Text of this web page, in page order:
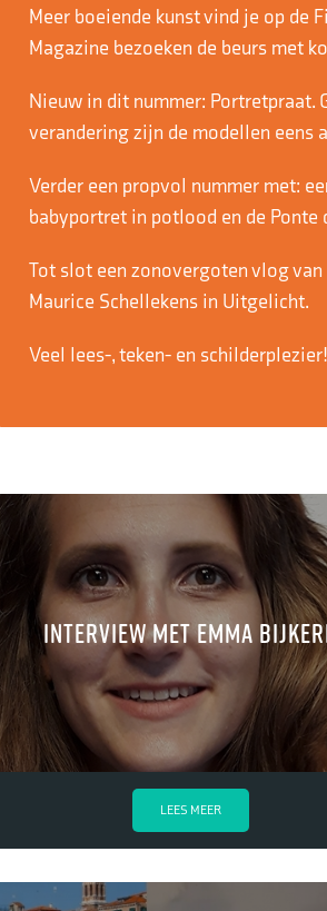
Meer boeiende kunst vind je op de
Magazine bezoeken de beurs met
Nieuw in dit nummer: Portretpraat.
verandering zijn de modellen eens
Verder een propvol nummer met:
babyportret in potlood en de
Tot slot een zonovergoten vlog
Maurice Schellekens in Uitgelicht.
Veel lees-, teken- en schilderplezier!
interview met Emma
LEES MEER